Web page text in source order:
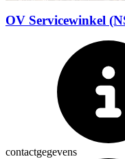
OV Servicewinkel
contactgegevens